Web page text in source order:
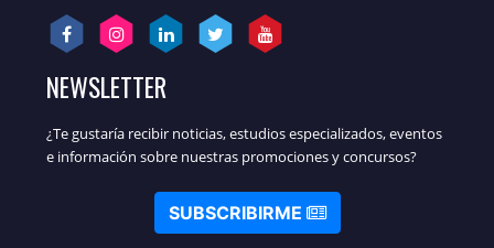
NEWSLETTER
¿Te gustaría recibir noticias, estudios especializados, eventos
e información sobre nuestras promociones y concursos?
SUBSCRIBIRME